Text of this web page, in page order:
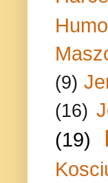
(9)
(16)
(19)